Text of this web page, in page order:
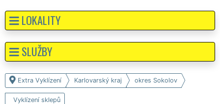
Extra Vyklízení Karlovarský kraj okres Sokolov
Vyklízení sklepů
LOKALITY
SLUŽBY